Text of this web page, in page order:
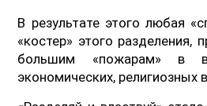
В результате этого любая
«костер» этого разделения,
большим «пожарам» в
экономических, религиозных